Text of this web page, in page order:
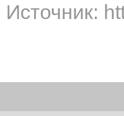
Источник: